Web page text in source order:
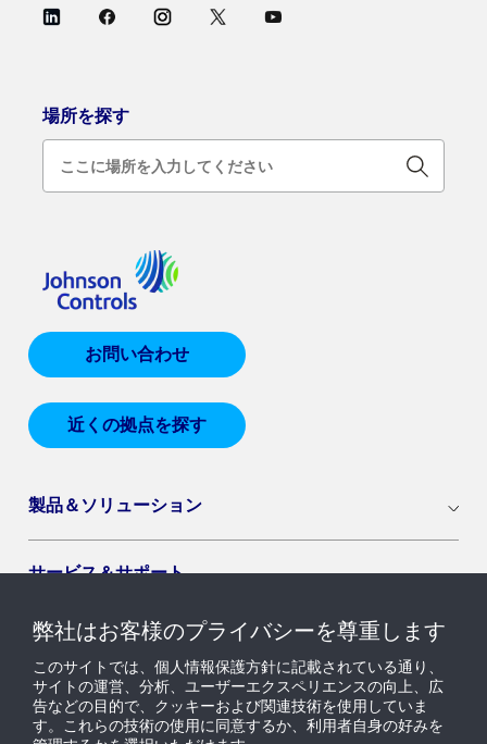
場所を探す
お問い合わせ
近くの拠点を探す
製品＆ソリューション
サービス＆サポート
導入セグメント
ニュース & インサイト
弊社はお客様のプライバシーを尊重します
このサイトでは、個人情報保護方針に記載されている通り、
サイトの運営、分析、ユーザーエクスペリエンスの向上、広
告などの目的で、クッキーおよび関連技術を使用していま
す。これらの技術の使用に同意するか、利用者自身の好みを